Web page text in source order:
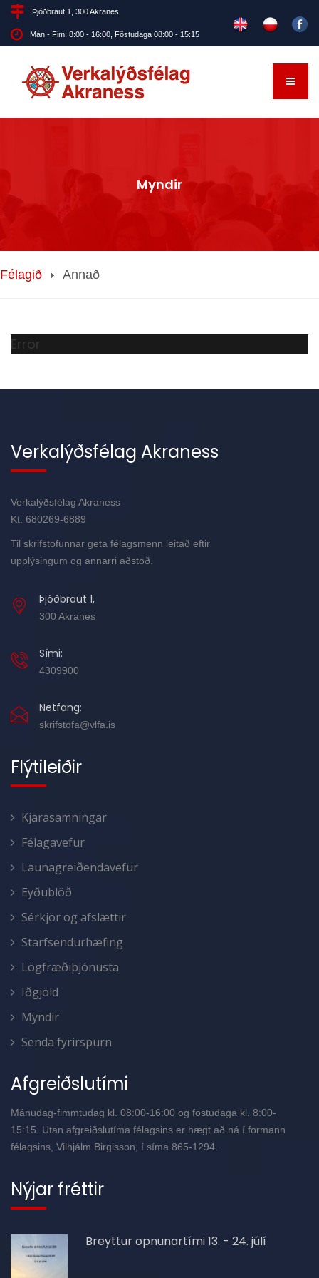
Þjóðbraut 1, 300 Akranes
Mán - Fim: 8:00 - 16:00, Föstudaga 08:00 - 15:15
Myndir
Félagið Annað
Error
Verkalýðsfélag Akraness
Verkalýðsfélag Akraness
Kt. 680269-6889
Til skrifstofunnar geta félagsmenn leitað eftir
upplýsingum og annarri aðstoð.
Þjóðbraut 1,
300 Akranes
Sími:
4309900
Netfang:
skrifstofa@vlfa.is
Flýtileiðir
Kjarasamningar
Félagavefur
Launagreiðendavefur
Eyðublöð
Sérkjör og afslættir
Starfsendurhæfing
Lögfræðiþjónusta
Iðgjöld
Myndir
Senda fyrirspurn
Afgreiðslutími
Mánudag-fimmtudag kl. 08:00-16:00 og föstudaga kl. 8:00-
15:15. Utan afgreiðslutíma félagsins er hægt að ná í formann
félagsins, Vilhjálm Birgisson, í síma 865-1294.
Nýjar fréttir
Breyttur opnunartími 13. - 24. júlí